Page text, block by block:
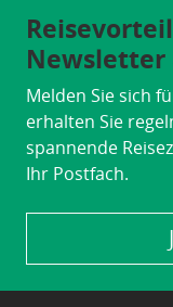
Newsletter
Melden Sie sich
erhalten Sie
spannende
Ihr Postfach.